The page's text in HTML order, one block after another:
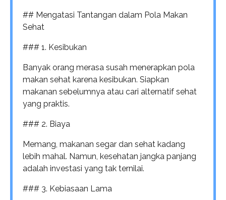
## Mengatasi Tantangan dalam Pola Makan
Sehat
### 1. Kesibukan
Banyak orang merasa susah menerapkan pola
makan sehat karena kesibukan. Siapkan
makanan sebelumnya atau cari alternatif sehat
yang praktis.
### 2. Biaya
Memang, makanan segar dan sehat kadang
lebih mahal. Namun, kesehatan jangka panjang
adalah investasi yang tak ternilai.
### 3. Kebiasaan Lama